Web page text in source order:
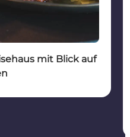
mit Blick auf